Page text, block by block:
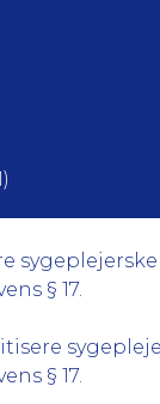
§ 17.
§ 17.